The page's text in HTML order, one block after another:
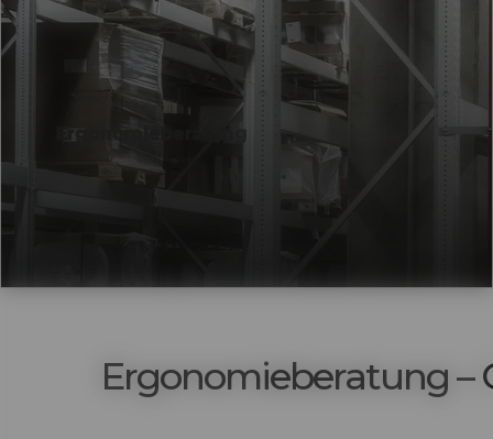
Ergonomieberatung
Ergonomieberatung –